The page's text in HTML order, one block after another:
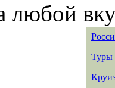
любой
Туры